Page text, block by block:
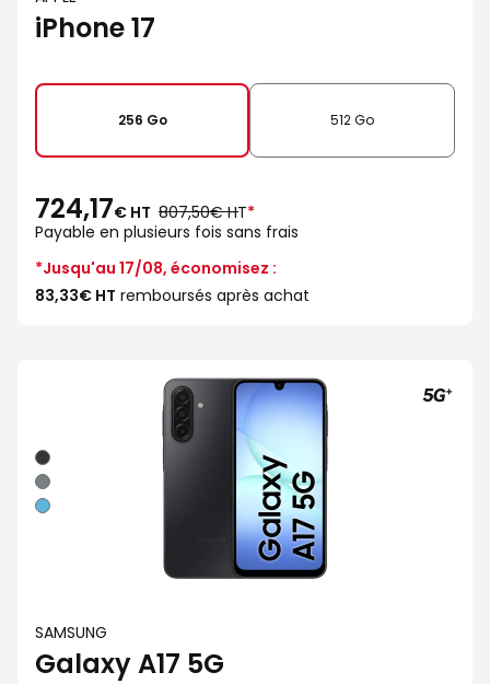
iPhone 17
256 Go 512 Go
724,17€ HT au
lieu
de
807,50€ HT*
Payable en plusieurs fois sans frais
*Jusqu'au 17/08, économisez :
83,33€ HT remboursés après achat
Noir
Bleu
SAMSUNG
Galaxy A17 5G